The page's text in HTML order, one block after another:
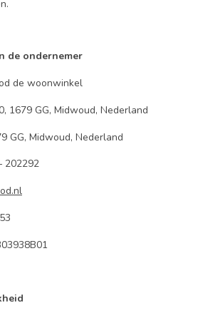
de ondernemer
de woonwinkel
1679 GG, Midwoud, Nederland
GG, Midwoud, Nederland
202292